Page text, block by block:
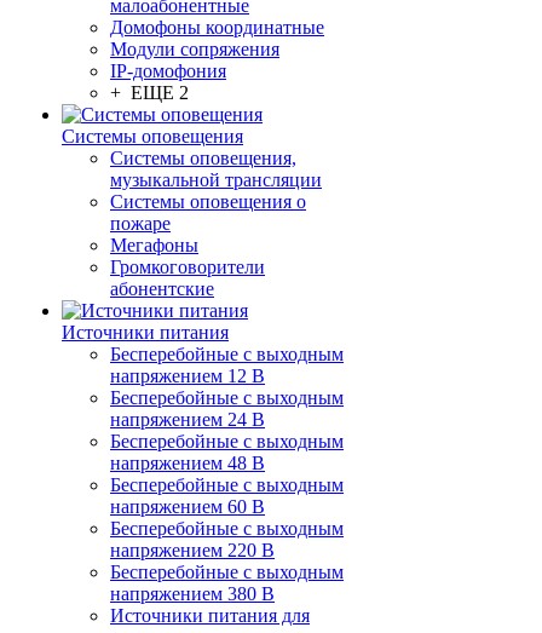
малоабонентные
Домофоны координатные
Модули сопряжения
IP-домофония
+ ЕЩЕ 2
Системы оповещения
Системы оповещения,
музыкальной трансляции
Системы оповещения о
пожаре
Мегафоны
Громкоговорители
абонентские
Источники питания
Бесперебойные с выходным
напряжением 12 В
Бесперебойные с выходным
напряжением 24 В
Бесперебойные с выходным
напряжением 48 В
Бесперебойные с выходным
напряжением 60 В
Бесперебойные с выходным
напряжением 220 В
Бесперебойные с выходным
напряжением 380 В
Источники питания для